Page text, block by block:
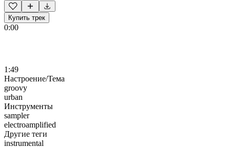
Купить трек
0:00
1:49
Настроение/Тема
groovy
urban
Инструменты
sampler
electroamplified
Другие теги
instrumental